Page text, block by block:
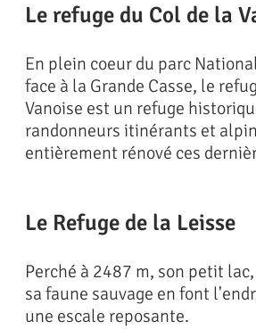
Le refuge du Col de la
En plein coeur du parc
face à la Grande Casse, le
Vanoise est un refuge
randonneurs itinérants et
entièrement rénové ces
Le Refuge de la Leisse
Perché à 2487 m, son petit
sa faune sauvage en font
une escale reposante.